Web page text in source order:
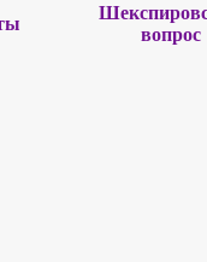
вопрос